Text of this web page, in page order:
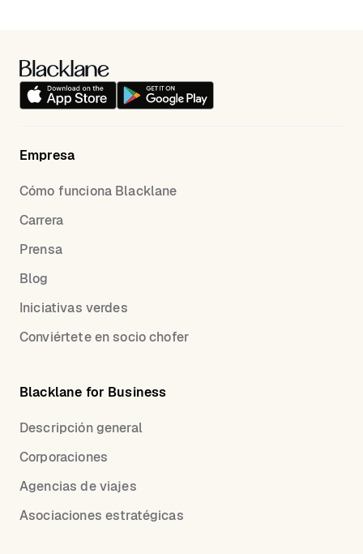
Empresa
Cómo funciona Blacklane
Carrera
Prensa
Blog
Iniciativas verdes
Conviértete en socio chofer
Blacklane for Business
Descripción general
Corporaciones
Agencias de viajes
Asociaciones estratégicas